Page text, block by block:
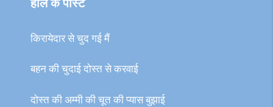
किरायेदार से चुद गई मैं
बहन की चुदाई दोस्त से करवाई
दोस्त की अम्मी की चूत की प्यास बुझाई